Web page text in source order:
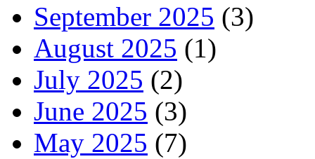
September 2025 (3)
August 2025 (1)
July 2025 (2)
June 2025 (3)
May 2025 (7)